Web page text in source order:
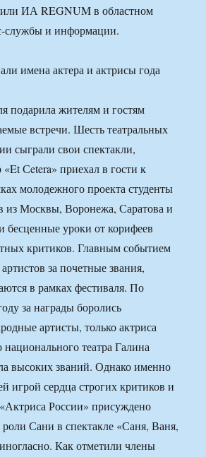
ИА REGNUM в областном
службы и информации.
подарила жителям и гостям
встречи. Шесть театральных
сыграли свои спектакли,
Сetera» приехал в гости к
молодежного проекта студенты
из Москвы, Воронежа, Саратова и
бесценные уроки от корифеев
критиков. Главным событием
за почетные звания,
в рамках фестиваля. По
за награды боролись
артисты, только актриса
театра Галина
высоких званий. Однако именно
игрой сердца строгих критиков и
России» присуждено
Сани в спектакле «Саня, Ваня,
Как отметили члены